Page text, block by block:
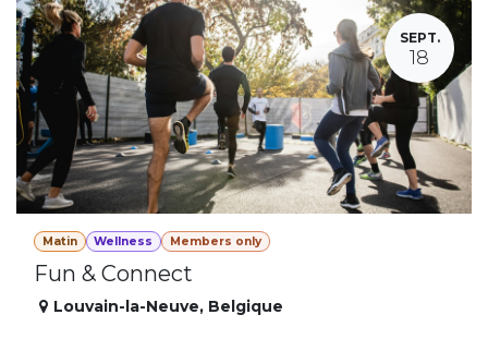
SEPT.
18
Matin Wellness Members only
Fun & Connect
Louvain-la-Neuve, Belgique